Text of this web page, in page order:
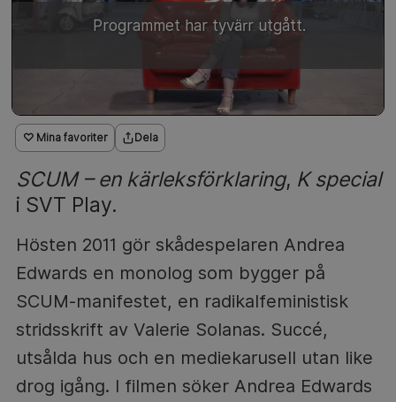
♡ Mina favoriter Dela
SCUM – en kärleksförklaring, K special
i SVT Play.
Hösten 2011 gör skådespelaren Andrea
Edwards en monolog som bygger på
SCUM-manifestet, en radikalfeministisk
stridsskrift av Valerie Solanas. Succé,
utsålda hus och en mediekarusell utan like
drog igång. I filmen söker Andrea Edwards
Programmet har tyvärr utgått.